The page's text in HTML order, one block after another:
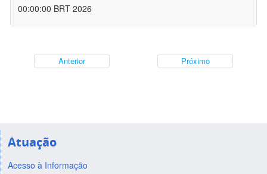
00:00:00 BRT 2026
Anterior Próximo
Atuação
Acesso à Informação